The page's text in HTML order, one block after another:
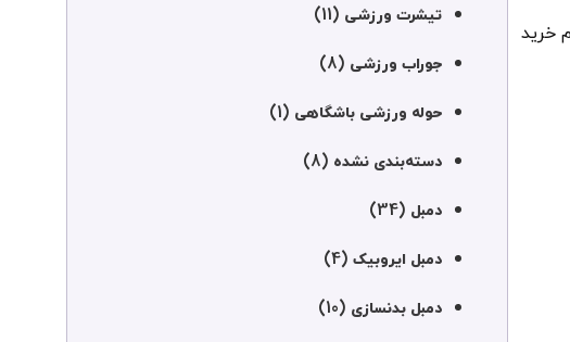
خرید
تیشرت ورزشی (11)
جوراب ورزشی (8)
حوله ورزشی باشگاهی (1)
دسته‌بندی نشده (8)
دمبل (34)
دمبل ایروبیک (4)
دمبل بدنسازی (10)